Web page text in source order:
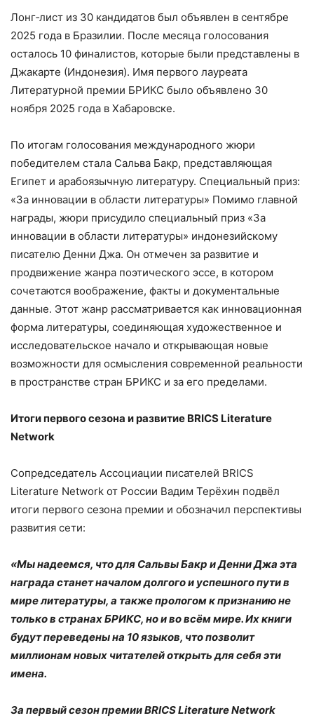
Лонг‑лист из 30 кандидатов был объявлен в сентябре
2025 года в Бразилии. После месяца голосования
осталось 10 финалистов, которые были представлены в
Джакарте (Индонезия). Имя первого лауреата
Литературной премии БРИКС было объявлено 30
ноября 2025 года в Хабаровске.
По итогам голосования международного жюри
победителем стала Сальва Бакр, представляющая
Египет и арабоязычную литературу. Специальный приз:
«За инновации в области литературы» Помимо главной
награды, жюри присудило специальный приз «За
инновации в области литературы» индонезийскому
писателю Денни Джа. Он отмечен за развитие и
продвижение жанра поэтического эссе, в котором
сочетаются воображение, факты и документальные
данные. Этот жанр рассматривается как инновационная
форма литературы, соединяющая художественное и
исследовательское начало и открывающая новые
возможности для осмысления современной реальности
в пространстве стран БРИКС и за его пределами.
Итоги первого сезона и развитие BRICS Literature
Network
Сопредседатель Ассоциации писателей BRICS
Literature Network от России Вадим Терёхин подвёл
итоги первого сезона премии и обозначил перспективы
развития сети:
«Мы надеемся, что для Сальвы Бакр и Денни Джа эта
награда станет началом долгого и успешного пути в
мире литературы, а также прологом к признанию не
только в странах БРИКС, но и во всём мире. Их книги
будут переведены на 10 языков, что позволит
миллионам новых читателей открыть для себя эти
имена.
За первый сезон премии BRICS Literature Network